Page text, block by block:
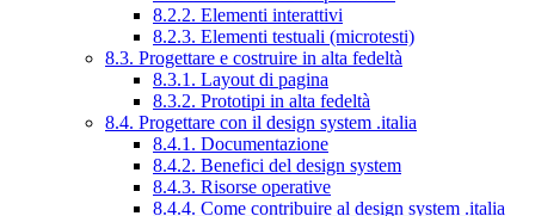
8.2.2. Elementi interattivi
8.2.3. Elementi testuali (microtesti)
8.3. Progettare e costruire in alta fedeltà
8.3.1. Layout di pagina
8.3.2. Prototipi in alta fedeltà
8.4. Progettare con il design system .italia
8.4.1. Documentazione
8.4.2. Benefici del design system
8.4.3. Risorse operative
8.4.4. Come contribuire al design system .italia